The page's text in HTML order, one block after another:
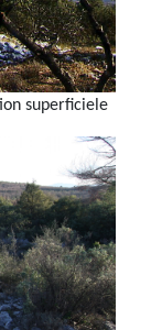
superficiele